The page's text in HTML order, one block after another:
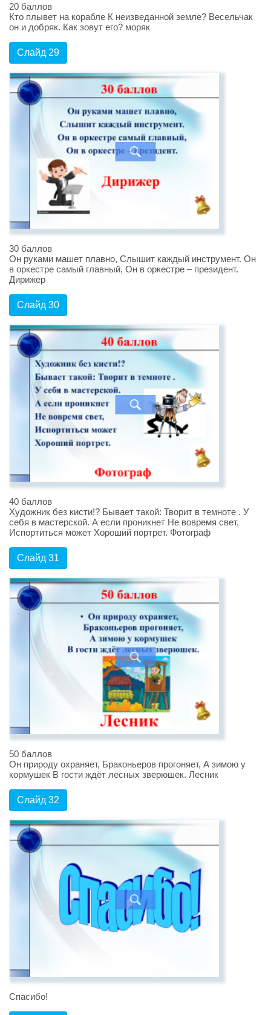
20 баллов
Кто плывет на корабле К неизведанной земле? Весельчак
он и добряк. Как зовут его? моряк
Слайд 29
30 баллов
Он руками машет плавно, Слышит каждый инструмент. Он
в оркестре самый главный, Он в оркестре – президент.
Дирижер
Слайд 30
40 баллов
Художник без кисти!? Бывает такой: Творит в темноте . У
себя в мастерской. А если проникнет Не вовремя свет,
Испортиться может Хороший портрет. Фотограф
Слайд 31
50 баллов
Он природу охраняет, Браконьеров прогоняет, А зимою у
кормушек В гости ждёт лесных зверюшек. Лесник
Слайд 32
Спасибо!